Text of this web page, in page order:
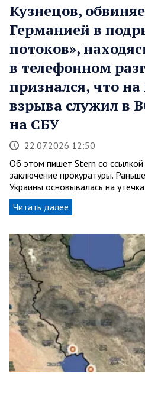
Кузнецов,
Германией в
потоков»,
в телефонном
признался, что
взрыва служил в
на СБУ
22.07.2026 12:50
Об этом пишет Stern со ссылкой
заключение прокуратуры.
Украины основывалась на
Читать далее